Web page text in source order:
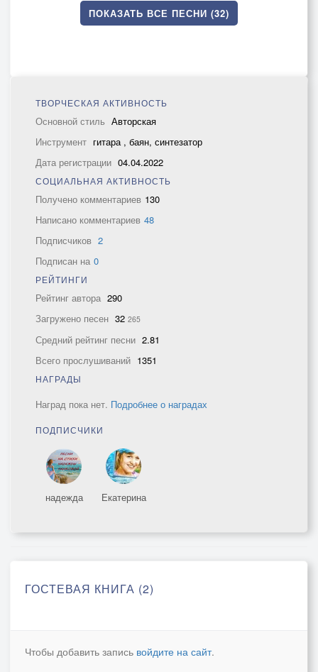
ПОКАЗАТЬ ВСЕ ПЕСНИ (32)
ТВОРЧЕСКАЯ АКТИВНОСТЬ
Основной стиль Авторская
Инструмент гитара , баян, синтезатор
Дата регистрации 04.04.2022
СОЦИАЛЬНАЯ АКТИВНОСТЬ
Получено комментариев 130
Написано комментариев 48
Подписчиков 2
Подписан на 0
РЕЙТИНГИ
Рейтинг автора 290
Загружено песен 32 265
Средний рейтинг песни 2.81
Всего прослушиваний 1351
НАГРАДЫ
Наград пока нет. Подробнее о наградах
ПОДПИСЧИКИ
надежда Екатерина
ГОСТЕВАЯ КНИГА (2)
Чтобы добавить запись войдите на сайт.